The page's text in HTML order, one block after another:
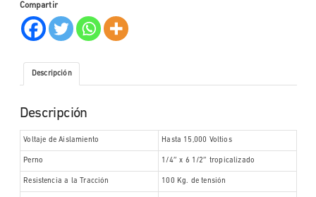
Compartir
Descripción
Descripción
Voltaje de Aislamiento Hasta 15,000 Voltios
Perno 1/4″ x 6 1/2″ tropicalizado
Resistencia a la Tracción 100 Kg. de tensión